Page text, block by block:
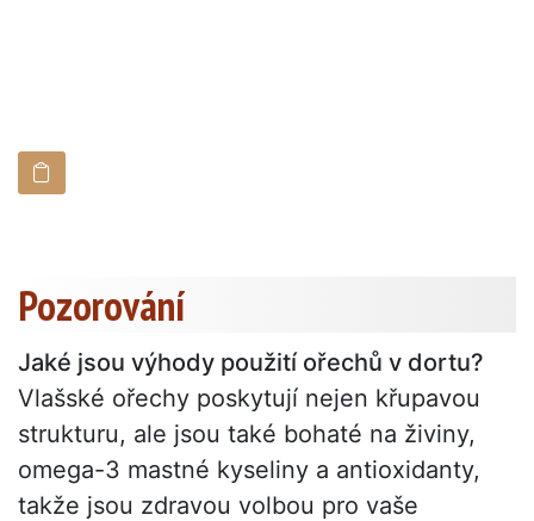
Pozorování
Jaké jsou výhody použití ořechů v dortu?
Vlašské ořechy poskytují nejen křupavou
strukturu, ale jsou také bohaté na živiny,
omega-3 mastné kyseliny a antioxidanty,
takže jsou zdravou volbou pro vaše